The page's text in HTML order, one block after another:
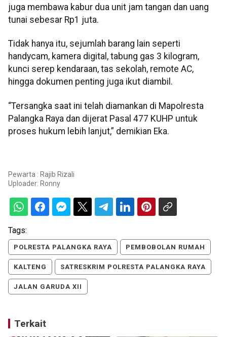
juga membawa kabur dua unit jam tangan dan uang
tunai sebesar Rp1 juta.
Tidak hanya itu, sejumlah barang lain seperti
handycam, kamera digital, tabung gas 3 kilogram,
kunci serep kendaraan, tas sekolah, remote AC,
hingga dokumen penting juga ikut diambil.
“Tersangka saat ini telah diamankan di Mapolresta
Palangka Raya dan dijerat Pasal 477 KUHP untuk
proses hukum lebih lanjut,” demikian Eka.
Pewarta : Rajib Rizali
Uploader: Ronny
Tags:
POLRESTA PALANGKA RAYA PEMBOBOLAN RUMAH
KALTENG SATRESKRIM POLRESTA PALANGKA RAYA
JALAN GARUDA XII
Terkait